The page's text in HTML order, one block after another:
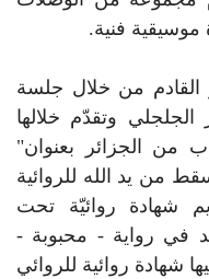
موسيقية فنية.
يوم 26 ديسمبر القادم من خلال جلسة
الجلجلي وتقدّم خلالها
من الجزائر بعنوان"
من يد الله للروائية
شهادة روائيّة تحت
في رواية - محبوبة -
شهادة روائية للروائي